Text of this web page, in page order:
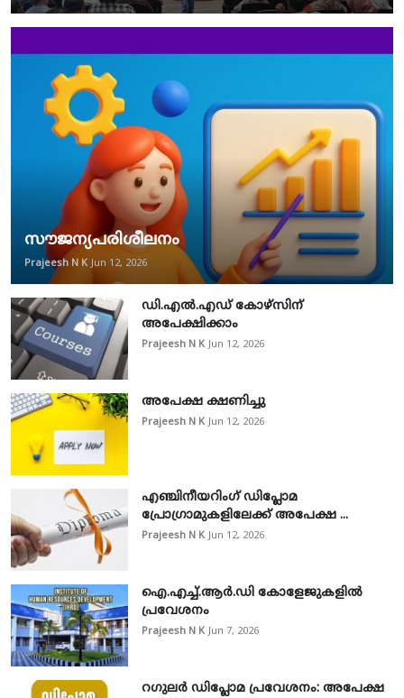
സൗജന്യപരിശീലനം
Prajeesh N K Jun 12, 2026
ഡി.എൽ.എഡ് കോഴ്സിന്
അപേക്ഷിക്കാം
Prajeesh N K Jun 12, 2026
അപേക്ഷ ക്ഷണിച്ചു
Prajeesh N K Jun 12, 2026
എഞ്ചിനീയറിംഗ് ഡിപ്ലോമ
പ്രോഗ്രാമുകളിലേക്ക് അപേക്ഷ ...
Prajeesh N K Jun 12, 2026
ഐ.എച്ച്.ആർ.ഡി കോളേജുകളിൽ
പ്രവേശനം
Prajeesh N K Jun 7, 2026
റഗുലർ ഡിപ്ലോമ പ്രവേശനം: അപേക്ഷ